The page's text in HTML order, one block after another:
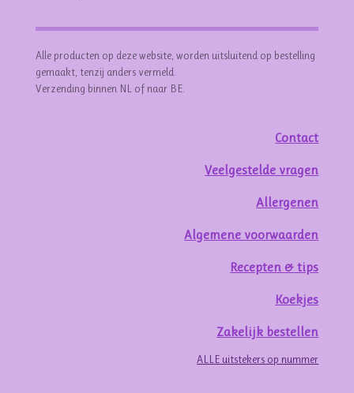
Alle producten op deze website, worden uitsluitend op bestelling
gemaakt, tenzij anders vermeld.
Verzending binnen NL of naar BE.
Contact
Veelgestelde vragen
Allergenen
Algemene voorwaarden
Recepten & tips
Koekjes
Zakelijk bestellen
ALLE uitstekers op nummer